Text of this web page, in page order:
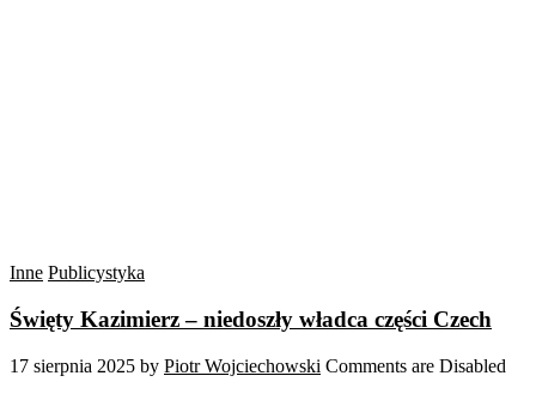
Inne Publicystyka
Święty Kazimierz – niedoszły władca części Czech
17 sierpnia 2025 by Piotr Wojciechowski Comments are Disabled